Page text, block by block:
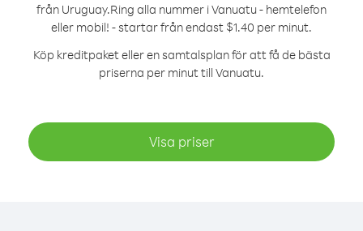
från Uruguay.Ring alla nummer i Vanuatu - hemtelefon
eller mobil! - startar från endast $1.40 per minut.
Köp kreditpaket eller en samtalsplan för att få de bästa
priserna per minut till Vanuatu.
Visa priser